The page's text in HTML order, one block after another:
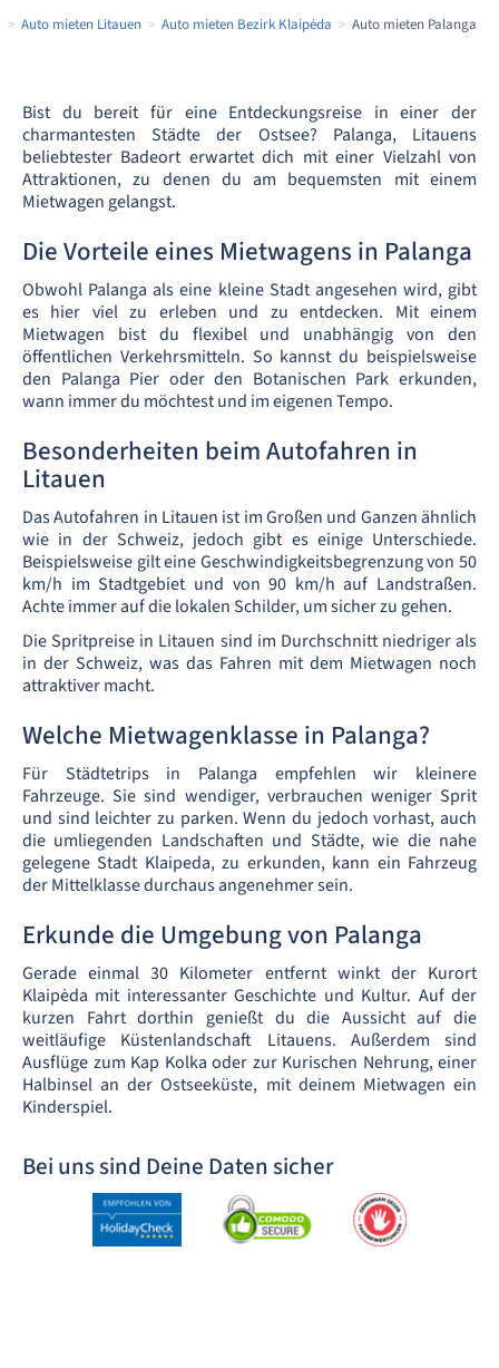
Auto mieten Litauen Auto mieten Bezirk Klaipėda Auto mieten Palanga
Bist du bereit für eine Entdeckungsreise in einer der
charmantesten Städte der Ostsee? Palanga, Litauens
beliebtester Badeort erwartet dich mit einer Vielzahl von
Attraktionen, zu denen du am bequemsten mit einem
Mietwagen gelangst.
Die Vorteile eines Mietwagens in Palanga
Obwohl Palanga als eine kleine Stadt angesehen wird, gibt
es hier viel zu erleben und zu entdecken. Mit einem
Mietwagen bist du flexibel und unabhängig von den
öffentlichen Verkehrsmitteln. So kannst du beispielsweise
den Palanga Pier oder den Botanischen Park erkunden,
wann immer du möchtest und im eigenen Tempo.
Besonderheiten beim Autofahren in
Litauen
Das Autofahren in Litauen ist im Großen und Ganzen ähnlich
wie in der Schweiz, jedoch gibt es einige Unterschiede.
Beispielsweise gilt eine Geschwindigkeitsbegrenzung von 50
km/h im Stadtgebiet und von 90 km/h auf Landstraßen.
Achte immer auf die lokalen Schilder, um sicher zu gehen.
Die Spritpreise in Litauen sind im Durchschnitt niedriger als
in der Schweiz, was das Fahren mit dem Mietwagen noch
attraktiver macht.
Welche Mietwagenklasse in Palanga?
Für Städtetrips in Palanga empfehlen wir kleinere
Fahrzeuge. Sie sind wendiger, verbrauchen weniger Sprit
und sind leichter zu parken. Wenn du jedoch vorhast, auch
die umliegenden Landschaften und Städte, wie die nahe
gelegene Stadt Klaipeda, zu erkunden, kann ein Fahrzeug
der Mittelklasse durchaus angenehmer sein.
Erkunde die Umgebung von Palanga
Gerade einmal 30 Kilometer entfernt winkt der Kurort
Klaipėda mit interessanter Geschichte und Kultur. Auf der
kurzen Fahrt dorthin genießt du die Aussicht auf die
weitläufige Küstenlandschaft Litauens. Außerdem sind
Ausflüge zum Kap Kolka oder zur Kurischen Nehrung, einer
Halbinsel an der Ostseeküste, mit deinem Mietwagen ein
Kinderspiel.
Bei uns sind Deine Daten sicher